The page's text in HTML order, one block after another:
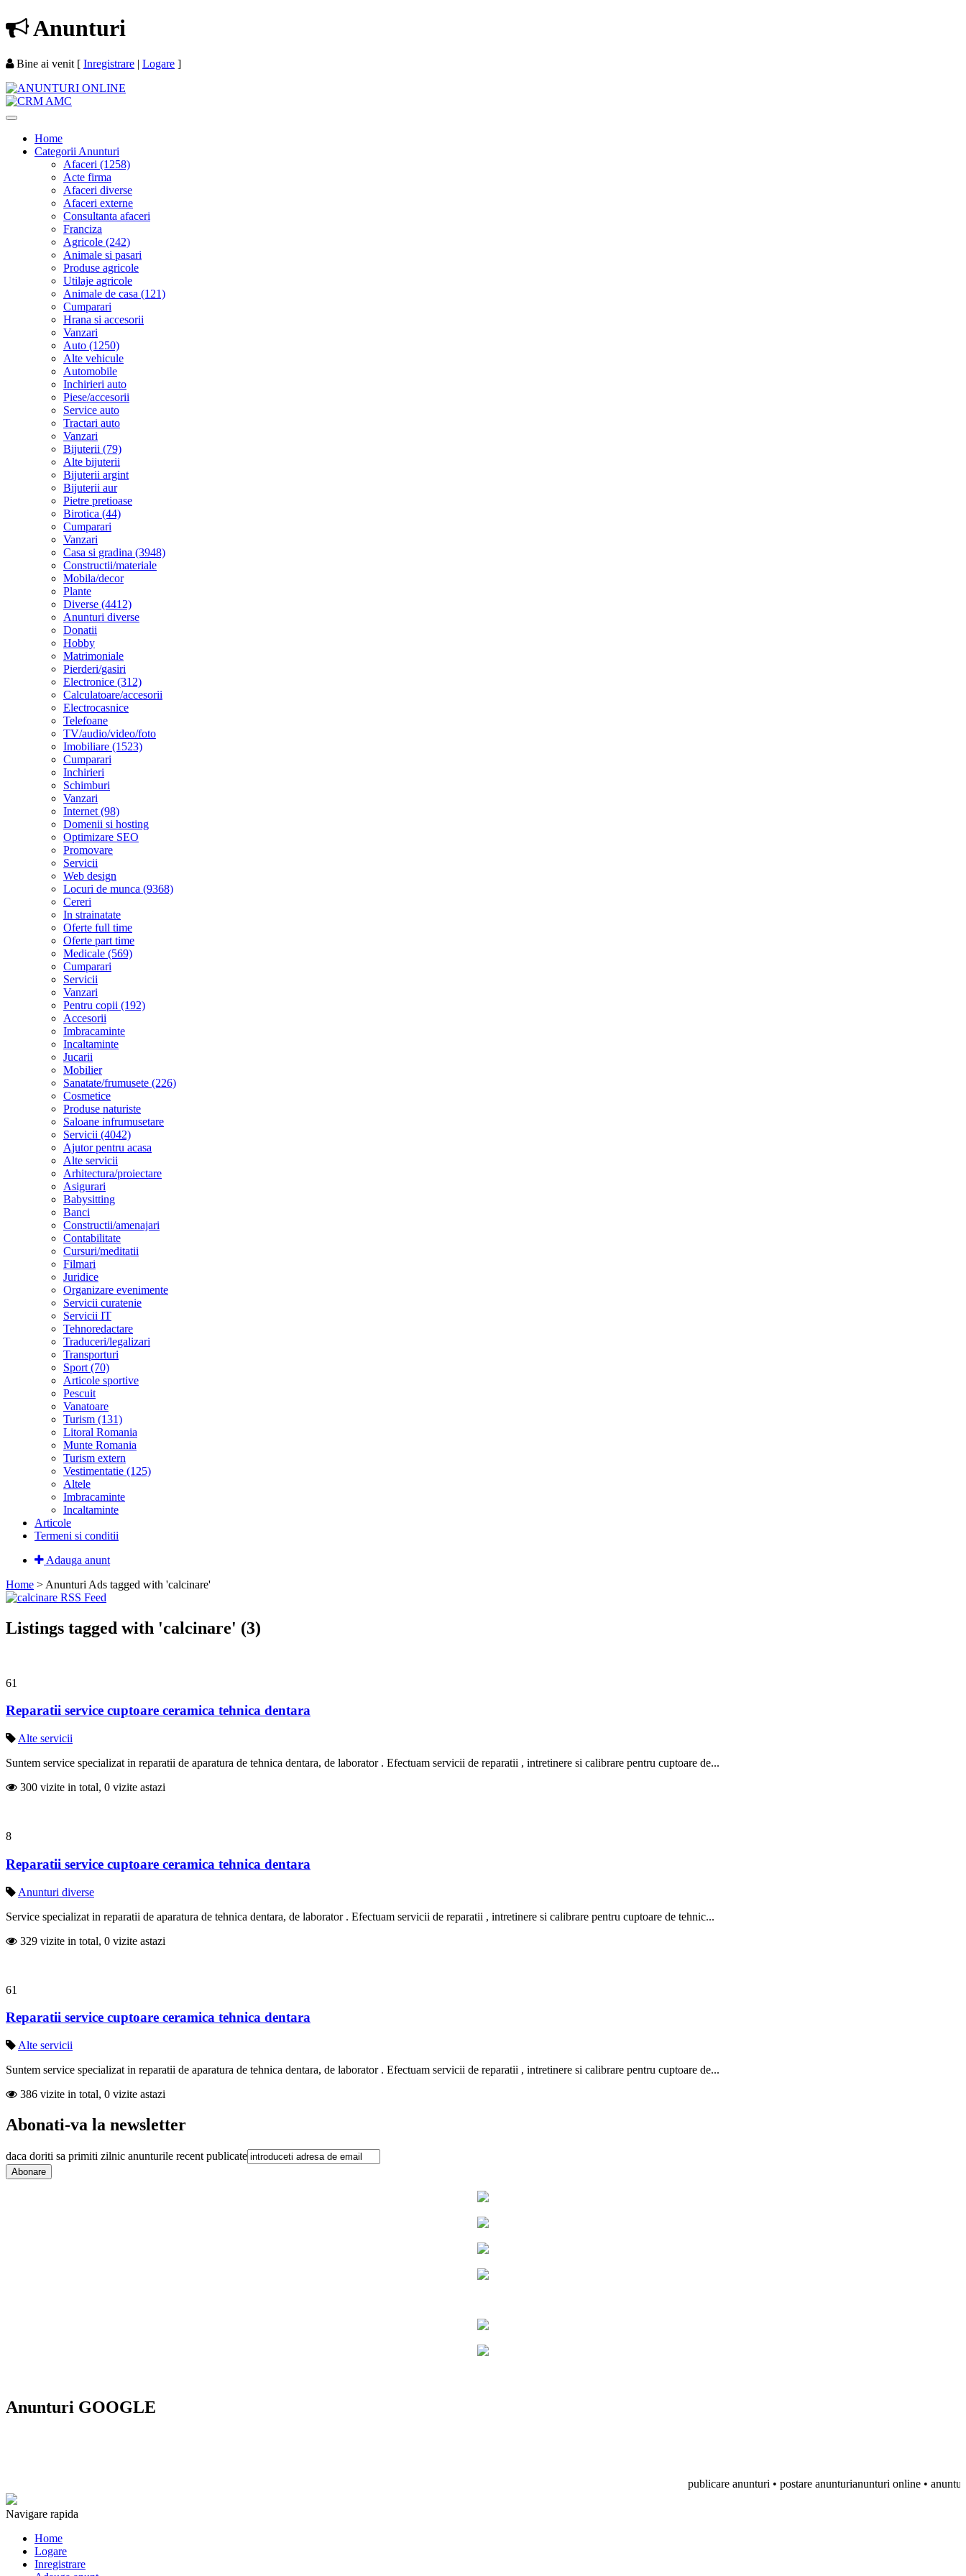
Anunturi
Bine ai venit [ Inregistrare | Logare ]
Home
Categorii Anunturi
Afaceri (1258)
Acte firma
Afaceri diverse
Afaceri externe
Consultanta afaceri
Franciza
Agricole (242)
Animale si pasari
Produse agricole
Utilaje agricole
Animale de casa (121)
Cumparari
Hrana si accesorii
Vanzari
Auto (1250)
Alte vehicule
Automobile
Inchirieri auto
Piese/accesorii
Service auto
Tractari auto
Vanzari
Bijuterii (79)
Alte bijuterii
Bijuterii argint
Bijuterii aur
Pietre pretioase
Birotica (44)
Cumparari
Vanzari
Casa si gradina (3948)
Constructii/materiale
Mobila/decor
Plante
Diverse (4412)
Anunturi diverse
Donatii
Hobby
Matrimoniale
Pierderi/gasiri
Electronice (312)
Calculatoare/accesorii
Electrocasnice
Telefoane
TV/audio/video/foto
Imobiliare (1523)
Cumparari
Inchirieri
Schimburi
Vanzari
Internet (98)
Domenii si hosting
Optimizare SEO
Promovare
Servicii
Web design
Locuri de munca (9368)
Cereri
In strainatate
Oferte full time
Oferte part time
Medicale (569)
Cumparari
Servicii
Vanzari
Pentru copii (192)
Accesorii
Imbracaminte
Incaltaminte
Jucarii
Mobilier
Sanatate/frumusete (226)
Cosmetice
Produse naturiste
Saloane infrumusetare
Servicii (4042)
Ajutor pentru acasa
Alte servicii
Arhitectura/proiectare
Asigurari
Babysitting
Banci
Constructii/amenajari
Contabilitate
Cursuri/meditatii
Filmari
Juridice
Organizare evenimente
Servicii curatenie
Servicii IT
Tehnoredactare
Traduceri/legalizari
Transporturi
Sport (70)
Articole sportive
Pescuit
Vanatoare
Turism (131)
Litoral Romania
Munte Romania
Turism extern
Vestimentatie (125)
Altele
Imbracaminte
Incaltaminte
Articole
Termeni si conditii
Adauga anunt
Home > Anunturi Ads tagged with 'calcinare'
Listings tagged with 'calcinare' (3)
61
Reparatii service cuptoare ceramica tehnica dentara
Alte servicii
Suntem service specializat in reparatii de aparatura de tehnica dentara, de laborator . Efectuam servicii de reparatii , intretinere si calibrare pentru cuptoare de...
300 vizite in total, 0 vizite astazi
8
Reparatii service cuptoare ceramica tehnica dentara
Anunturi diverse
Service specializat in reparatii de aparatura de tehnica dentara, de laborator . Efectuam servicii de reparatii , intretinere si calibrare pentru cuptoare de tehnic...
329 vizite in total, 0 vizite astazi
61
Reparatii service cuptoare ceramica tehnica dentara
Alte servicii
Suntem service specializat in reparatii de aparatura de tehnica dentara, de laborator . Efectuam servicii de reparatii , intretinere si calibrare pentru cuptoare de...
386 vizite in total, 0 vizite astazi
Abonati-va la newsletter
daca doriti sa primiti zilnic anunturile recent publicate
Anunturi GOOGLE
publicare anunturi • postare anunturianunturi online • anunturi
Navigare rapida
Home
Logare
Inregistrare